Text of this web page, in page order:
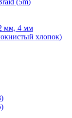
мм, 4 мм
хлопок)